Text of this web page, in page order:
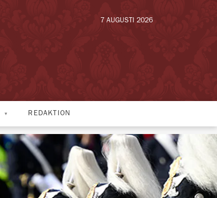
7 AUGUSTI 2026
REDAKTION